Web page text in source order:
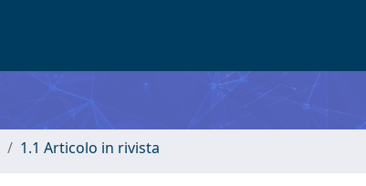
1.1 Articolo in rivista